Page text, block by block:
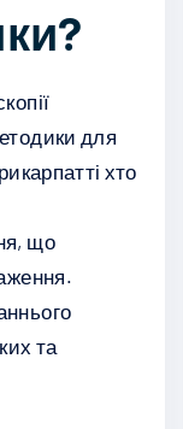
для
хто
що
та